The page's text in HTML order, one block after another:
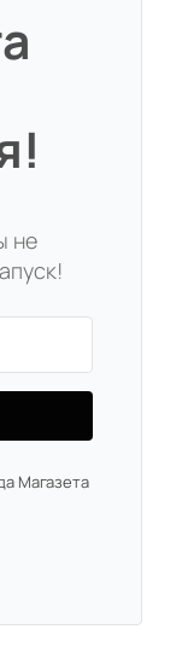
не
Магазета